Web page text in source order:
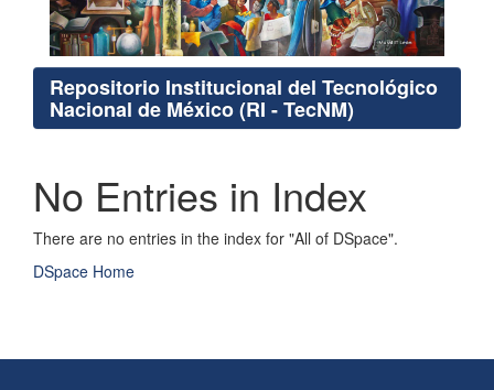
Repositorio Institucional del Tecnológico
Nacional de México (RI - TecNM)
No Entries in Index
There are no entries in the index for "All of DSpace".
DSpace Home